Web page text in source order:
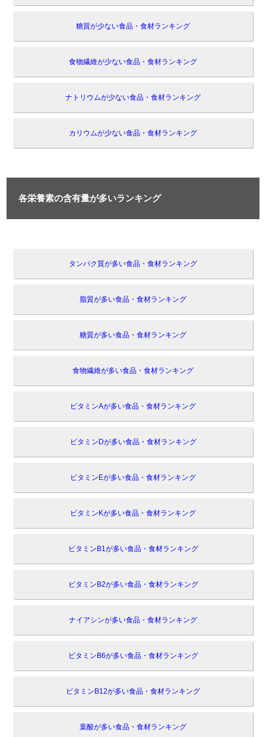
糖質が少ない食品・食材ランキング
食物繊維が少ない食品・食材ランキング
ナトリウムが少ない食品・食材ランキング
カリウムが少ない食品・食材ランキング
各栄養素の含有量が多いランキング
タンパク質が多い食品・食材ランキング
脂質が多い食品・食材ランキング
糖質が多い食品・食材ランキング
食物繊維が多い食品・食材ランキング
ビタミンAが多い食品・食材ランキング
ビタミンDが多い食品・食材ランキング
ビタミンEが多い食品・食材ランキング
ビタミンKが多い食品・食材ランキング
ビタミンB1が多い食品・食材ランキング
ビタミンB2が多い食品・食材ランキング
ナイアシンが多い食品・食材ランキング
ビタミンB6が多い食品・食材ランキング
ビタミンB12が多い食品・食材ランキング
葉酸が多い食品・食材ランキング